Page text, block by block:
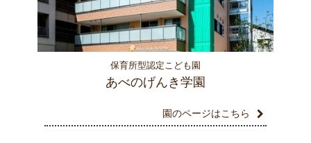
保育所型認定こども園
あべのげんき学園
園のページはこちら